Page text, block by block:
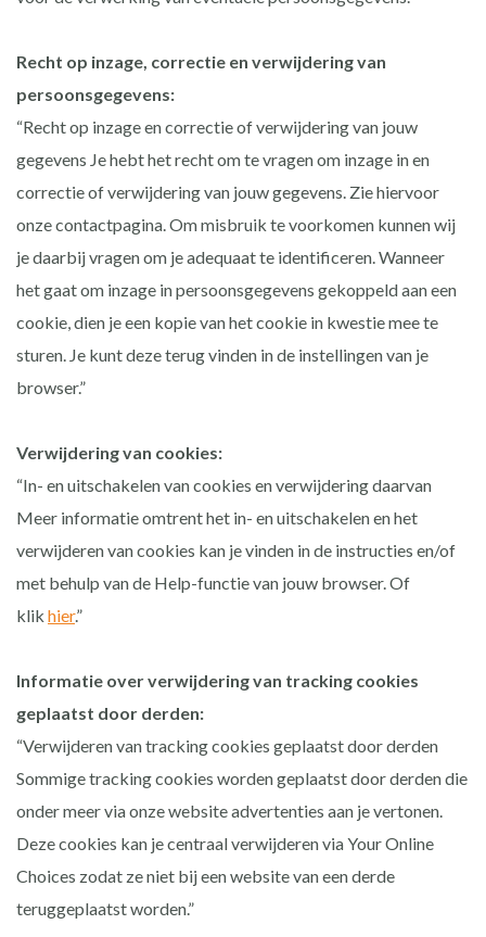
Recht op inzage, correctie en verwijdering van
persoonsgegevens:
“Recht op inzage en correctie of verwijdering van jouw
gegevens Je hebt het recht om te vragen om inzage in en
correctie of verwijdering van jouw gegevens. Zie hiervoor
onze contactpagina. Om misbruik te voorkomen kunnen wij
je daarbij vragen om je adequaat te identificeren. Wanneer
het gaat om inzage in persoonsgegevens gekoppeld aan een
cookie, dien je een kopie van het cookie in kwestie mee te
sturen. Je kunt deze terug vinden in de instellingen van je
browser.”
Verwijdering van cookies:
“In- en uitschakelen van cookies en verwijdering daarvan
Meer informatie omtrent het in- en uitschakelen en het
verwijderen van cookies kan je vinden in de instructies en/of
met behulp van de Help-functie van jouw browser. Of
klik hier.”
Informatie over verwijdering van tracking cookies
geplaatst door derden:
“Verwijderen van tracking cookies geplaatst door derden
Sommige tracking cookies worden geplaatst door derden die
onder meer via onze website advertenties aan je vertonen.
Deze cookies kan je centraal verwijderen via Your Online
Choices zodat ze niet bij een website van een derde
teruggeplaatst worden.”